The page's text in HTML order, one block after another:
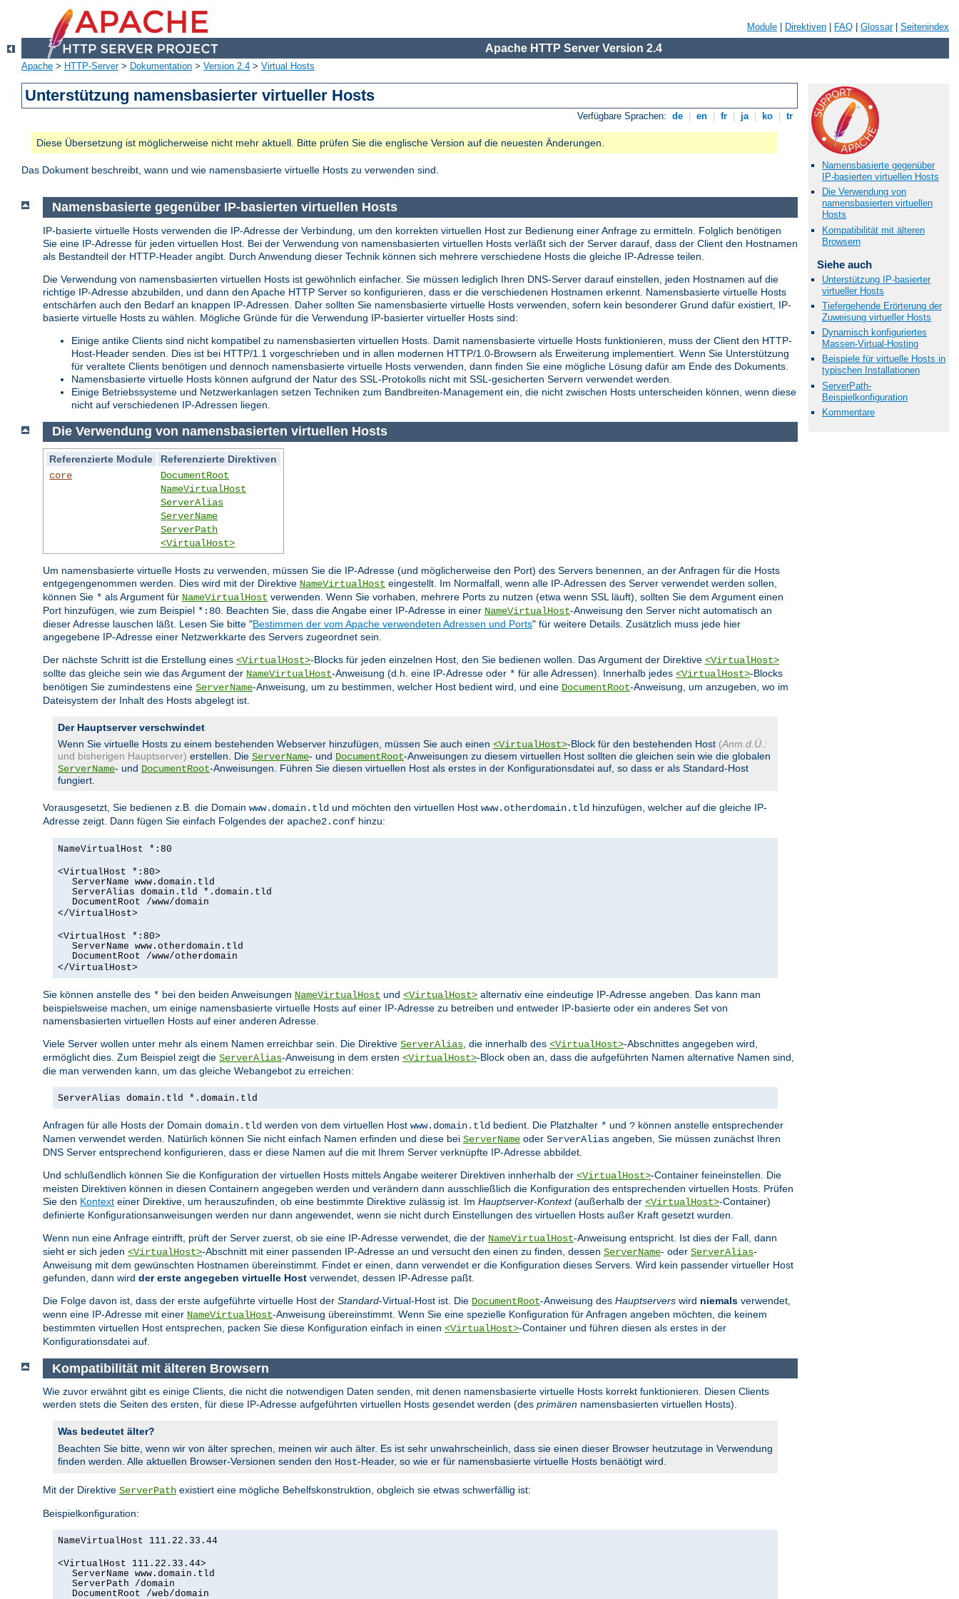
Module Direktiven FAQ Glossar| Seitenindex
Apache HTTP Server Version 2.4
Apache > HTTP-Server> Dokumentation > Version 2.4 > Virtual Hosts
Unterstützung namensbasierter virtueller Hosts
Verfügbare Sprachen: de en fr ja ko tr
Diese Übersetzung ist möglicherweise nicht mehr aktuell. Bitte prüfen Sie die englische Version auf die neuesten Änderungen.
Das Dokument beschreibt, wann und wie namensbasierte virtuelle Hosts zu verwenden sind.
Namensbasierte gegenüber
IP-basierten virtuellen Hosts
Die Verwendung von
namensbasierten virtuellen
Hosts
Kompatibilität mit älteren
Browsern
Siehe auch
Unterstützung IP-basierter
virtueller Hosts
Tiefergehende Erörterung der
Zuweisung virtueller Hosts
Dynamisch konfiguriertes
Massen-Virtual-Hosting
Beispiele für virtuelle Hosts in
typischen Installationen
ServerPath-
Beispielkonfiguration
Kommentare
Namensbasierte gegenüber IP-basierten virtuellen Hosts
IP-basierte virtuelle Hosts verwenden die IP-Adresse der Verbindung, um den korrekten virtuellen Host zur Bedienung einer Anfrage zu ermitteln. Folglich benötigen
Sie eine IP-Adresse für jeden virtuellen Host. Bei der Verwendung von namensbasierten virtuellen Hosts verläßt sich der Server darauf, dass der Client den Hostnamen
als Bestandteil der HTTP-Header angibt. Durch Anwendung dieser Technik können sich mehrere verschiedene Hosts die gleiche IP-Adresse teilen.
Die Verwendung von namensbasierten virtuellen Hosts ist gewöhnlich einfacher. Sie müssen lediglich Ihren DNS-Server darauf einstellen, jeden Hostnamen auf die
richtige IP-Adresse abzubilden, und dann den Apache HTTP Server so konfigurieren, dass er die verschiedenen Hostnamen erkennt. Namensbasierte virtuelle Hosts
entschärfen auch den Bedarf an knappen IP-Adressen. Daher sollten Sie namensbasierte virtuelle Hosts verwenden, sofern kein besonderer Grund dafür existiert, IP-
basierte virtuelle Hosts zu wählen. Mögliche Gründe für die Verwendung IP-basierter virtueller Hosts sind:
Einige antike Clients sind nicht kompatibel zu namensbasierten virtuellen Hosts. Damit namensbasierte virtuelle Hosts funktionieren, muss der Client den HTTP-
Host-Header senden. Dies ist bei HTTP/1.1 vorgeschrieben und in allen modernen HTTP/1.0-Browsern als Erweiterung implementiert. Wenn Sie Unterstützung
für veraltete Clients benötigen und dennoch namensbasierte virtuelle Hosts verwenden, dann finden Sie eine mögliche Lösung dafür am Ende des Dokuments.
Namensbasierte virtuelle Hosts können aufgrund der Natur des SSL-Protokolls nicht mit SSL-gesicherten Servern verwendet werden.
Einige Betriebssysteme und Netzwerkanlagen setzen Techniken zum Bandbreiten-Management ein, die nicht zwischen Hosts unterscheiden können, wenn diese
nicht auf verschiedenen IP-Adressen liegen.
Die Verwendung von namensbasierten virtuellen Hosts
Referenzierte Module
Referenzierte Direktiven
core
DocumentRoot
NameVirtualHost
ServerAlias
ServerName
ServerPath
<VirtualHost>
Um namensbasierte virtuelle Hosts zu verwenden, müssen Sie die IP-Adresse (und möglicherweise den Port) des Servers benennen, an der Anfragen für die Hosts
entgegengenommen werden. Dies wird mit der Direktive NameVirtualHost eingestellt. Im Normalfall, wenn alle IP-Adressen des Server verwendet werden sollen,
können Sie * als Argument für NameVirtualHost verwenden. Wenn Sie vorhaben, mehrere Ports zu nutzen (etwa wenn SSL läuft), sollten Sie dem Argument einen
Port hinzufügen, wie zum Beispiel *:80 . Beachten Sie, dass die Angabe einer IP-Adresse in einer NameVirtualHost-Anweisung den Server nicht automatisch an
dieser Adresse lauschen läßt. Lesen Sie bitte "Bestimmen der vom Apache verwendeten Adressen und Ports" für weitere Details. Zusätzlich muss jede hier
angegebene IP-Adresse einer Netzwerkkarte des Servers zugeordnet sein.
Der nächste Schritt ist die Erstellung eines <VirtualHost>-Blocks für jeden einzelnen Host, den Sie bedienen wollen. Das Argument der Direktive <VirtualHost>
sollte das gleiche sein wie das Argument der NameVirtualHost-Anweisung (d.h. eine IP-Adresse oder * für alle Adressen). Innerhalb jedes <VirtualHost>-Blocks
benötigen Sie zumindestens eine ServerName-Anweisung, um zu bestimmen, welcher Host bedient wird, und eine DocumentRoot-Anweisung, um anzugeben, wo im
Dateisystem der Inhalt des Hosts abgelegt ist.
Der Hauptserver verschwindet
Wenn Sie virtuelle Hosts zu einem bestehenden Webserver hinzufügen, müssen Sie auch einen <VirtualHost>-Block für den bestehenden Host (Anm.d.Ü.:
und bisherigen Hauptserver) erstellen. Die ServerName- und DocumentRoot-Anweisungen zu diesem virtuellen Host sollten die gleichen sein wie die globalen
ServerName- und DocumentRoot-Anweisungen. Führen Sie diesen virtuellen Host als erstes in der Konfigurationsdatei auf, so dass er als Standard-Host
fungiert.
Vorausgesetzt, Sie bedienen z.B. die Domain www.domain.tld und möchten den virtuellen Host www.otherdomain.tld hinzufügen, welcher auf die gleiche IP-
Adresse zeigt. Dann fügen Sie einfach Folgendes der apache2.conf hinzu:
NameVirtualHost *:80
<VirtualHost *:80>
ServerName www.domain.tld
ServerAlias domain.tld *.domain.tld
DocumentRoot /www/domain
</VirtualHost>
<VirtualHost *:80>
ServerName www.otherdomain.tld
DocumentRoot /www/otherdomain
</VirtualHost>
Sie können anstelle des * bei den beiden Anweisungen NameVirtualHost und <VirtualHost> alternativ eine eindeutige IP-Adresse angeben. Das kann man
beispielsweise machen, um einige namensbasierte virtuelle Hosts auf einer IP-Adresse zu betreiben und entweder IP-basierte oder ein anderes Set von
namensbasierten virtuellen Hosts auf einer anderen Adresse.
Viele Server wollen unter mehr als einem Namen erreichbar sein. Die Direktive ServerAlias , die innerhalb des <VirtualHost>-Abschnittes angegeben wird,
ermöglicht dies. Zum Beispiel zeigt die ServerAlias-Anweisung in dem ersten <VirtualHost>-Block oben an, dass die aufgeführten Namen alternative Namen sind,
die man verwenden kann, um das gleiche Webangebot zu erreichen:
ServerAlias domain.tld *.domain.tld
Anfragen für alle Hosts der Domain domain.tld werden von dem virtuellen Host www.domain.tld bedient. Die Platzhalter * und ? können anstelle entsprechender
Namen verwendet werden. Natürlich können Sie nicht einfach Namen erfinden und diese bei ServerName oder ServerAlias angeben, Sie müssen zunächst Ihren
DNS Server entsprechend konfigurieren, dass er diese Namen auf die mit Ihrem Server verknüpfte IP-Adresse abbildet.
Und schlußendlich können Sie die Konfiguration der virtuellen Hosts mittels Angabe weiterer Direktiven innherhalb der <VirtualHost>-Container feineinstellen. Die
meisten Direktiven können in diesen Containern angegeben werden und verändern dann ausschließlich die Konfiguration des entsprechenden virtuellen Hosts. Prüfen
Sie den Kontext einer Direktive, um herauszufinden, ob eine bestimmte Direktive zulässig ist. Im Hauptserver-Kontext(außerhalb der <VirtualHost>-Container)
definierte Konfigurationsanweisungen werden nur dann angewendet, wenn sie nicht durch Einstellungen des virtuellen Hosts außer Kraft gesetzt wurden.
Wenn nun eine Anfrage eintrifft, prüft der Server zuerst, ob sie eine IP-Adresse verwendet, die der NameVirtualHost-Anweisung entspricht. Ist dies der Fall, dann
sieht er sich jeden <VirtualHost>-Abschnitt mit einer passenden IP-Adresse an und versucht den einen zu finden, dessen ServerName- oder ServerAlias-
Anweisung mit dem gewünschten Hostnamen übereinstimmt. Findet er einen, dann verwendet er die Konfiguration dieses Servers. Wird kein passender virtueller Host
gefunden, dann wird der erste angegeben virtuelle Host verwendet, dessen IP-Adresse paßt.
Die Folge davon ist, dass der erste aufgeführte virtuelle Host der Standard-Virtual-Host ist. Die DocumentRoot-Anweisung des Hauptservers wird niemals verwendet,
wenn eine IP-Adresse mit einer NameVirtualHost-Anweisung übereinstimmt. Wenn Sie eine spezielle Konfiguration für Anfragen angeben möchten, die keinem
bestimmten virtuellen Host entsprechen, packen Sie diese Konfiguration einfach in einen <VirtualHost>-Container und führen diesen als erstes in der
Konfigurationsdatei auf.
Kompatibilität mit älteren Browsern
Wie zuvor erwähnt gibt es einige Clients, die nicht die notwendigen Daten senden, mit denen namensbasierte virtuelle Hosts korrekt funktionieren. Diesen Clients
werden stets die Seiten des ersten, für diese IP-Adresse aufgeführten virtuellen Hosts gesendet werden (des primären namensbasierten virtuellen Hosts).
Was bedeutet älter?
Beachten Sie bitte, wenn wir von älter sprechen, meinen wir auch älter. Es ist sehr unwahrscheinlich, dass sie einen dieser Browser heutzutage in Verwendung
finden werden. Alle aktuellen Browser-Versionen senden den Host-Header, so wie er für namensbasierte virtuelle Hosts benäötigt wird.
Mit der Direktive ServerPath existiert eine mögliche Behelfskonstruktion, obgleich sie etwas schwerfällig ist:
Beispielkonfiguration:
NameVirtualHost 111.22.33.44
<VirtualHost 111.22.33.44>
ServerName www.domain.tld
ServerPath /domain
DocumentRoot /web/domain